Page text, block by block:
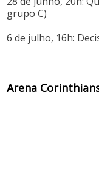
grupo C)
6 de julho, 16h:
Arena